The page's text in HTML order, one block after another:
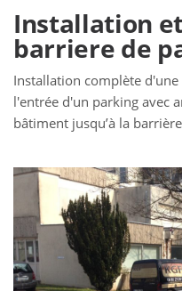
Installation
barriere de
Installation complète
l'entrée d'un parking avec
bâtiment jusqu’à la